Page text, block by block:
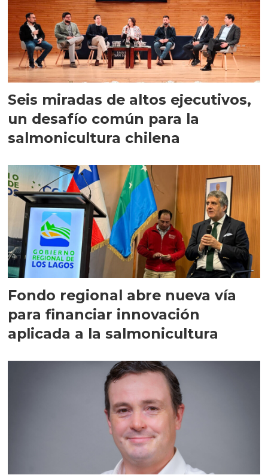
Seis miradas de altos ejecutivos,
un desafío común para la
salmonicultura chilena
Fondo regional abre nueva vía
para financiar innovación
aplicada a la salmonicultura